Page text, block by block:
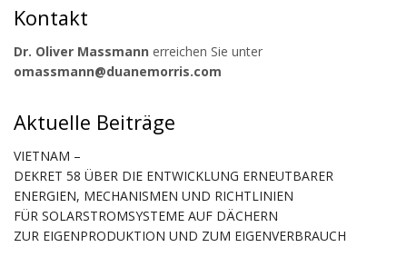
Kontakt
Dr. Oliver Massmann erreichen Sie unter
omassmann@duanemorris.com
Aktuelle Beiträge
VIETNAM –
DEKRET 58 ÜBER DIE ENTWICKLUNG ERNEUTBARER
ENERGIEN, MECHANISMEN UND RICHTLINIEN
FÜR SOLARSTROMSYSTEME AUF DÄCHERN
ZUR EIGENPRODUKTION UND ZUM EIGENVERBRAUCH